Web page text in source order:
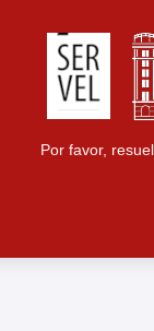
Por favor,